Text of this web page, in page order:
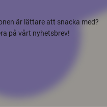
är lättare att snacka med?
på vårt nyhetsbrev!